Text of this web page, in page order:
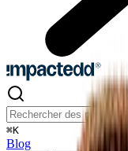
⌘K
Blog